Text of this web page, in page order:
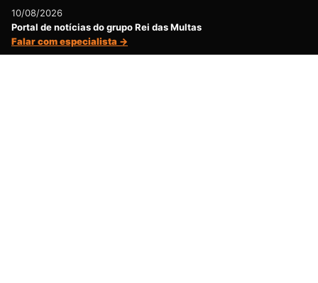
10/08/2026
Portal de notícias do grupo Rei das Multas
Falar com especialista →